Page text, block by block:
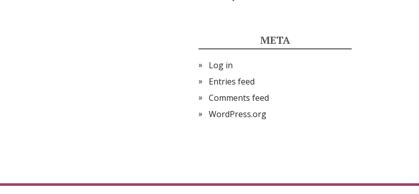
META
Log in
Entries feed
Comments feed
WordPress.org